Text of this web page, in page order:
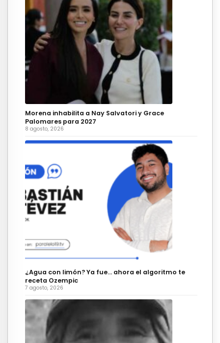
Morena inhabilita a Nay Salvatori y Grace
Palomares para 2027
8 agosto, 2026
¿Agua con limón? Ya fue… ahora el algoritmo te
receta Ozempic
7 agosto, 2026